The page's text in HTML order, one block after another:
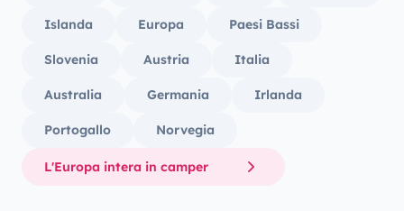
Islanda Europa Paesi Bassi
Slovenia Austria Italia
Australia Germania Irlanda
Portogallo Norvegia
L'Europa intera in camper